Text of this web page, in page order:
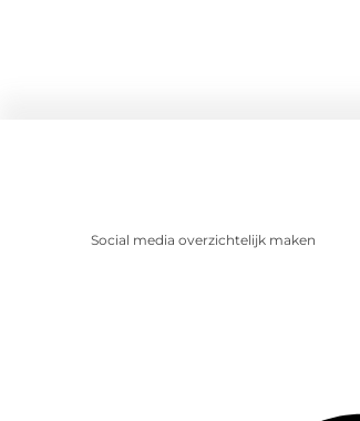
Social media overzichtelijk maken